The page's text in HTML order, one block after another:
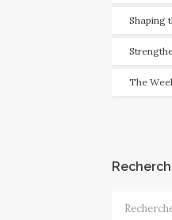
Shaping
The
Rechercher